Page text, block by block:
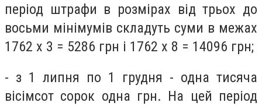
період штрафи в розмірах від трьох до
восьми мінімумів складуть суми в межах
1762 х 3 = 5286 грн і 1762 х 8 = 14096 грн;
- з 1 липня по 1 грудня - одна тисяча
вісімсот сорок одна грн. На цей період